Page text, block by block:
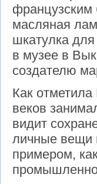
французским
масляная
шкатулка
в музее в
создателю
Как
веков
видит
личные вещи
примером,